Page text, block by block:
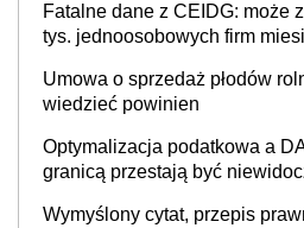
Fatalne dane z CEIDG: może
tys. jednoosobowych firm
Umowa o sprzedaż płodów
wiedzieć powinien
Optymalizacja podatkowa a
granicą przestają być
Wymyślony cytat, przepis